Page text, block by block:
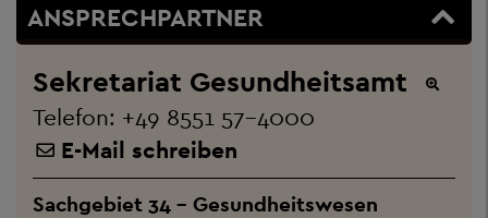
ANSPRECHPARTNER
Sekretariat Gesundheitsamt
Telefon: +49 8551 57-4000
E-Mail schreiben
Sachgebiet 34 - Gesundheitswesen